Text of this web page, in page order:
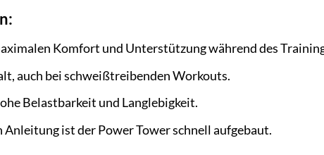
Komfort und Unterstützung während des
auch bei schweißtreibenden Workouts.
Belastbarkeit und Langlebigkeit.
ist der Power Tower schnell aufgebaut.